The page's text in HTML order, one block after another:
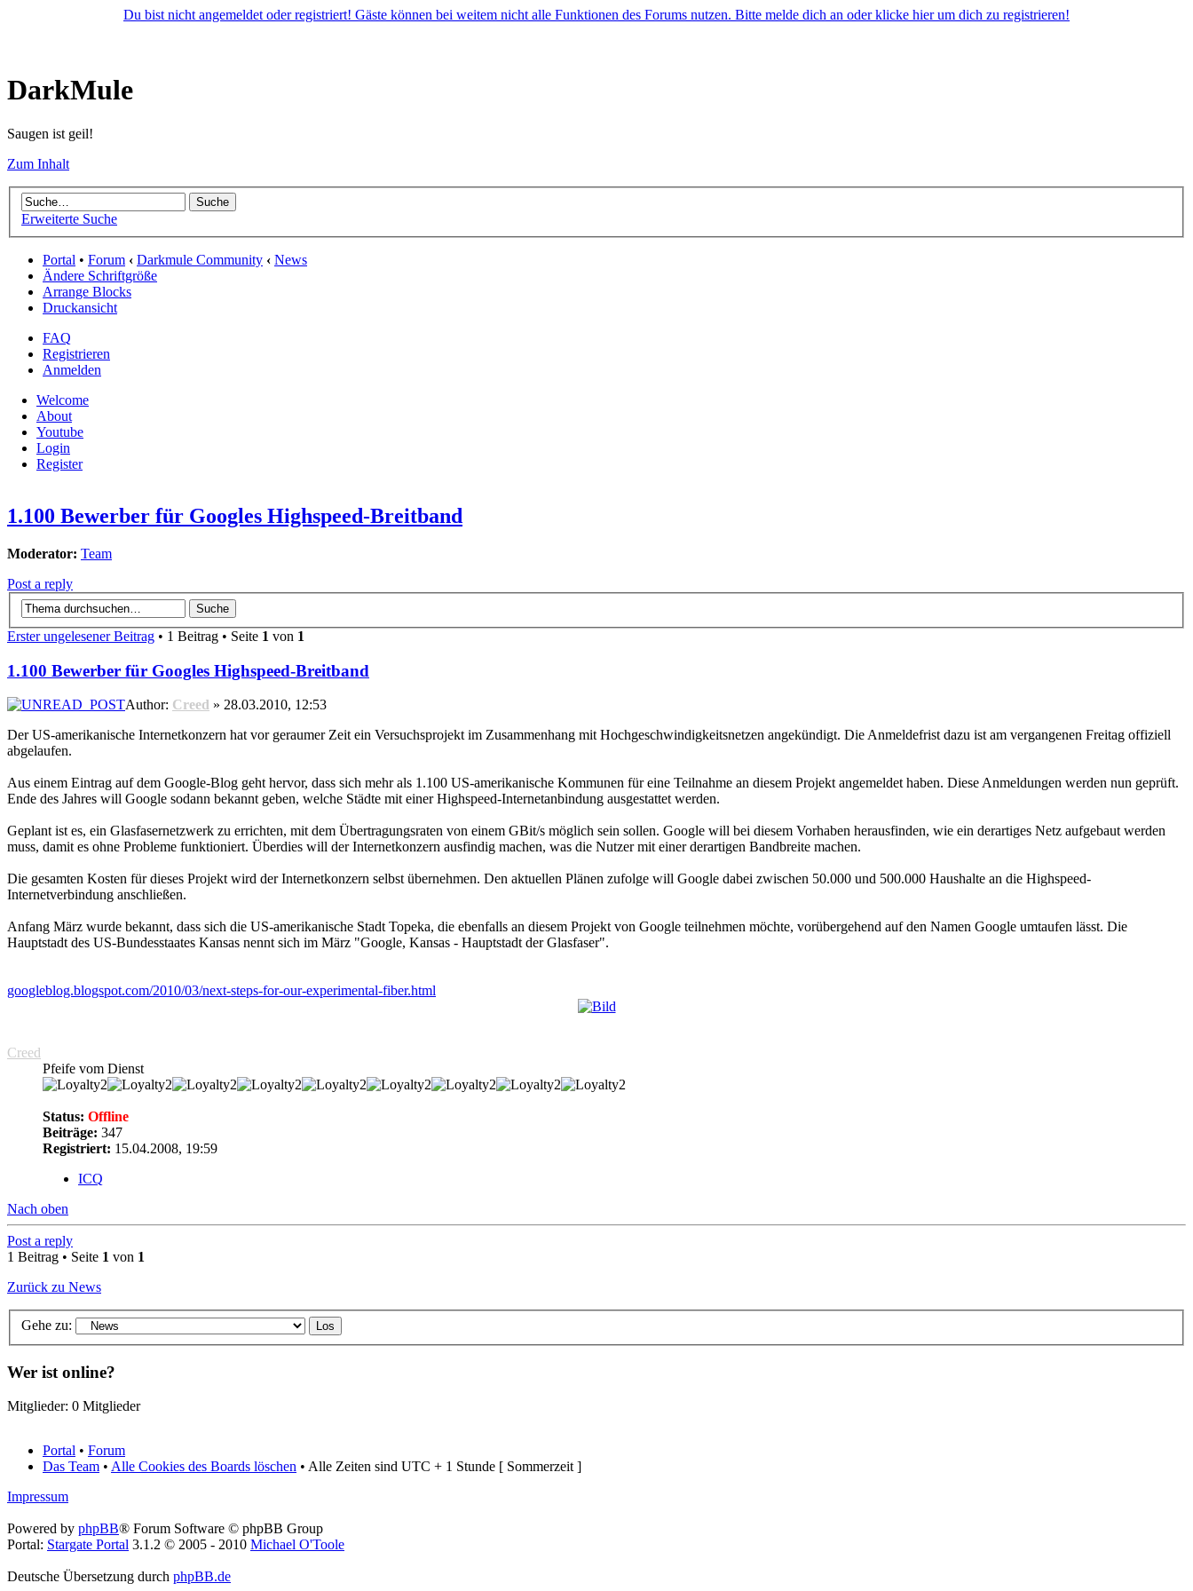
Du bist nicht angemeldet oder registriert! Gäste können bei weitem nicht alle Funktionen des Forums nutzen. Bitte melde dich an oder klicke hier um dich zu registrieren!
DarkMule
Saugen ist geil!
Zum Inhalt
Erweiterte Suche
Portal • Forum ‹ Darkmule Community ‹ News
Ändere Schriftgröße
Arrange Blocks
Druckansicht
FAQ
Registrieren
Anmelden
Welcome
About
Youtube
Login
Register
1.100 Bewerber für Googles Highspeed-Breitband
Moderator: Team
Post a reply
Erster ungelesener Beitrag • 1 Beitrag • Seite 1 von 1
1.100 Bewerber für Googles Highspeed-Breitband
Author: Creed » 28.03.2010, 12:53
Der US-amerikanische Internetkonzern hat vor geraumer Zeit ein Versuchsprojekt im Zusammenhang mit Hochgeschwindigkeitsnetzen angekündigt. Die Anmeldefrist dazu ist am vergangenen Freitag offiziell
abgelaufen.
Aus einem Eintrag auf dem Google-Blog geht hervor, dass sich mehr als 1.100 US-amerikanische Kommunen für eine Teilnahme an diesem Projekt angemeldet haben. Diese Anmeldungen werden nun geprüft.
Ende des Jahres will Google sodann bekannt geben, welche Städte mit einer Highspeed-Internetanbindung ausgestattet werden.
Geplant ist es, ein Glasfasernetzwerk zu errichten, mit dem Übertragungsraten von einem GBit/s möglich sein sollen. Google will bei diesem Vorhaben herausfinden, wie ein derartiges Netz aufgebaut werden
muss, damit es ohne Probleme funktioniert. Überdies will derInternetkonzern ausfindig machen, was die Nutzer mit einer derartigen Bandbreite machen.
Die gesamten Kosten für dieses Projekt wird derInternetkonzern selbst übernehmen. Den aktuellen Plänen zufolge will Google dabei zwischen 50.000 und 500.000 Haushalte an die Highspeed-
Internetverbindung anschließen.
Anfang März wurde bekannt, dass sich die US-amerikanische Stadt Topeka, die ebenfalls an diesem Projekt von Google teilnehmen möchte, vorübergehend auf den Namen Google umtaufen lässt. Die
Hauptstadt des US-Bundesstaates Kansas nennt sich im März "Google, Kansas - Hauptstadt der Glasfaser".
googleblog.blogspot.com/2010/03/next-steps-for-our-experimental-fiber.html
Creed
Pfeife vom Dienst
Status: Offline
Beiträge: 347
Registriert: 15.04.2008, 19:59
ICQ
Nach oben
Post a reply
1 Beitrag • Seite 1 von 1
Zurück zu News
Gehe zu:
Wer ist online?
Mitglieder: 0 Mitglieder
Portal • Forum
Das Team • Alle Cookies des Boards löschen • Alle Zeiten sind UTC + 1 Stunde [ Sommerzeit ]
Impressum
Powered by phpBB® Forum Software © phpBB Group
Portal: Stargate Portal 3.1.2 © 2005 - 2010 Michael O'Toole
Deutsche Übersetzung durch phpBB.de